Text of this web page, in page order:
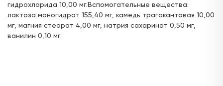
ул. Горького, д.17
24 часа
Цена:
гидрохлорида 10,00 мг.Вспомогательные вещества:
лактоза моногидрат 155,40 мг, камедь трагакантовая 10,00
мг, магния стеарат 4,00 мг, натрия сахаринат 0,50 мг,
ванилин 0,10 мг.